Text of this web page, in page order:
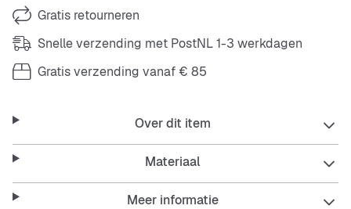
Gratis retourneren
Snelle verzending met PostNL 1-3 werkdagen
Gratis verzending vanaf € 85
Over dit item
Materiaal
Meer informatie